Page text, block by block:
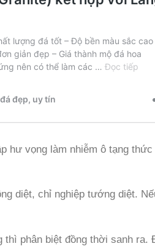
hư vọng làm nhiễm ô tạng
diệt, chỉ nghiệp tướng diệt.
phân biệt đồng thời sanh